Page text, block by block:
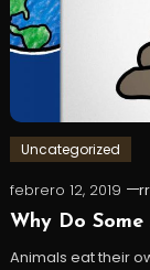
Uncategorized
febrero 12, 2019
Why Do
Animals eat their